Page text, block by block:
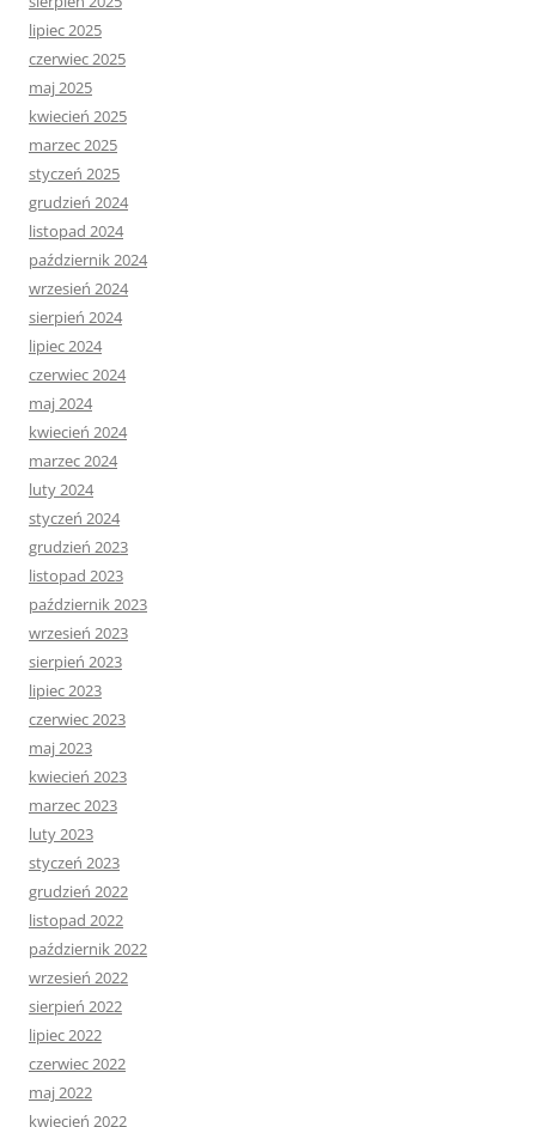
lipiec 2025
czerwiec 2025
maj 2025
kwiecień 2025
marzec 2025
styczeń 2025
grudzień 2024
listopad 2024
październik 2024
wrzesień 2024
sierpień 2024
lipiec 2024
czerwiec 2024
maj 2024
kwiecień 2024
marzec 2024
luty 2024
styczeń 2024
grudzień 2023
listopad 2023
październik 2023
wrzesień 2023
sierpień 2023
lipiec 2023
czerwiec 2023
maj 2023
kwiecień 2023
marzec 2023
luty 2023
styczeń 2023
grudzień 2022
listopad 2022
październik 2022
wrzesień 2022
sierpień 2022
lipiec 2022
czerwiec 2022
maj 2022
kwiecień 2022